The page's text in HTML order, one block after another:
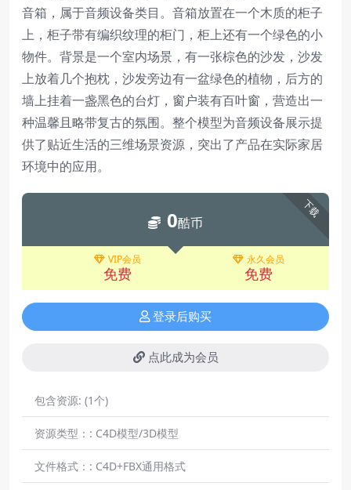
音箱，属于音频设备类目。音箱放置在一个木质的柜子
上，柜子带有编织纹理的柜门，柜上还有一个绿色的小
物件。背景是一个室内场景，有一张棕色的沙发，沙发
上放着几个抱枕，沙发旁边有一盆绿色的植物，后方的
墙上挂着一盏黑色的台灯，窗户装有百叶窗，营造出一
种温馨且略带复古的氛围。整个模型为音频设备展示提
供了贴近生活的三维场景资源，突出了产品在实际家居
环境中的应用。
下载
0酷币
VIP会员
免费
永久会员
免费
登录后购买
点此成为会员
包含资源: (1个)
资源类型：: C4D模型/3D模型
文件格式：: C4D+FBX通用格式